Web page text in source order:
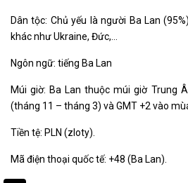
Dân tộc: Chủ yếu là người Ba Lan
khác như Ukraine, Đức,…
Ngôn ngữ: tiếng Ba Lan
Múi giờ: Ba Lan thuộc múi giờ Trung
(tháng 11 – tháng 3) và GMT +2 vào
Tiền tệ: PLN (zloty).
Mã điện thoại quốc tế: +48 (Ba Lan).